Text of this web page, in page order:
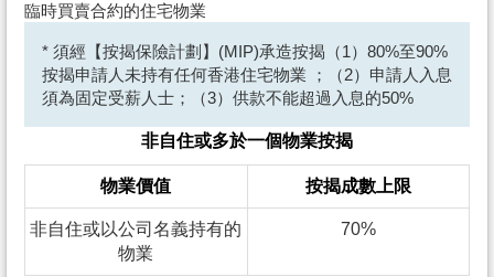
臨時買賣合約的住宅物業
* 須經【按揭保險計劃】(MIP)承造按揭（1）80%至90%
按揭申請人未持有任何香港住宅物業 ；（2）申請人入息
須為固定受薪人士；（3）供款不能超過入息的50%
非自住或多於一個物業按揭
物業價值 按揭成數上限
非自住或以公司名義持有的
物業
70%